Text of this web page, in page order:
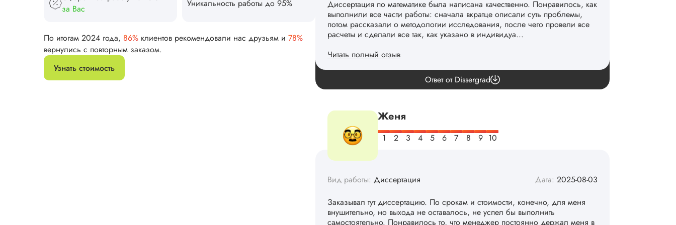
за Вас
Уникальность работы до 95%
По итогам 2024 года, 86% клиентов рекомендовали нас друзьям и 78%
вернулись с повторным заказом.
Узнать стоимость
Диссертация по математике была написана качественно. Понравилось, как
выполнили все части работы: сначала вкратце описали суть проблемы,
потом рассказали о методологии исследования, после чего провели все
расчеты и сделали все так, как указано в индивидуа...
Читать полный отзыв
Спасибо! Передадим ваши слова команде. 👏
Ответ от Dissergrad
Женя
Вид работы: Диссертация Дата: 2025-08-03
Заказывал тут диссертацию. По срокам и стоимости, конечно, для меня
внушительно, но выхода не оставалось, не успел бы выполнить
самостоятельно. Понравилось то, что менеджер постоянно держал меня в